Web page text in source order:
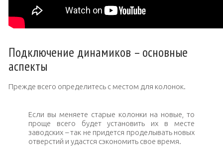
Подключение динамиков – основные
аспекты
Прежде всего определитесь с местом для колонок.
Если вы меняете старые колонки на новые, то
проще всего будет установить их в месте
заводских – так не придется проделывать новых
отверстий и удастся сэкономить свое время.